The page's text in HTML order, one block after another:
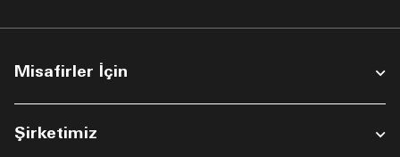
Misafirler İçin
Şirketimiz